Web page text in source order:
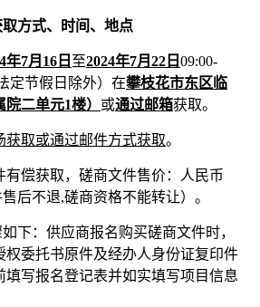
方式、时间、地点
年7月 16日 至2024年7月 22日 09:00-
定节假日除外）在攀枝花市东区临
二单元1楼） 或通过邮箱获取。
获取或通过邮件方式获取。
有偿获取，磋商文件售价：人民币
后不退,磋商资格不能转让）。
下：供应商报名购买磋商文件时，
权委托书原件及经办人身份证复印件
填写报名登记表并如实填写项目信息